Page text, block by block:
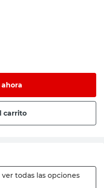
carrito
ver todas las opciones